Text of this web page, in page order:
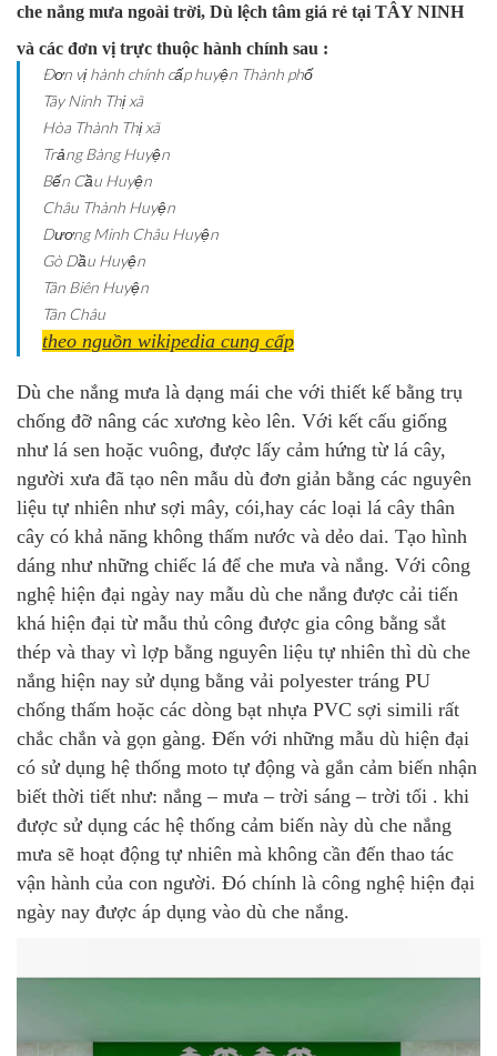
che nắng mưa ngoài trời, Dù lệch tâm giá rẻ tại TÂY NINH
và các đơn vị trực thuộc hành chính sau :
Ðơn vị hành chính cấp huyện Thành phố
Tây Ninh Thị xã
Hòa Thành Thị xã
Trảng Bàng Huyện
Bến Cầu Huyện
Châu Thành Huyện
Dương Minh Châu Huyện
Gò Dầu Huyện
Tân Biên Huyện
Tân Châu
theo nguồn wikipedia cung cấp
Dù che nắng mưa là dạng mái che với thiết kế bằng trụ
chống đỡ nâng các xương kèo lên. Với kết cấu giống
như lá sen hoặc vuông, được lấy cảm hứng từ lá cây,
người xưa đã tạo nên mẫu dù đơn giản bằng các nguyên
liệu tự nhiên như sợi mây, cói,hay các loại lá cây thân
cây có khả năng không thấm nước và dẻo dai. Tạo hình
dáng như những chiếc lá để che mưa và nắng. Với công
nghệ hiện đại ngày nay mẫu dù che nắng được cải tiến
khá hiện đại từ mẫu thủ công được gia công bằng sắt
thép và thay vì lợp bằng nguyên liệu tự nhiên thì dù che
nắng hiện nay sử dụng bằng vải polyester tráng PU
chống thấm hoặc các dòng bạt nhựa PVC sợi simili rất
chắc chắn và gọn gàng. Đến với những mẫu dù hiện đại
có sử dụng hệ thống moto tự động và gắn cảm biến nhận
biết thời tiết như: nắng – mưa – trời sáng – trời tối . khi
được sử dụng các hệ thống cảm biến này dù che nắng
mưa sẽ hoạt động tự nhiên mà không cần đến thao tác
vận hành của con người. Đó chính là công nghệ hiện đại
ngày nay được áp dụng vào dù che nắng.